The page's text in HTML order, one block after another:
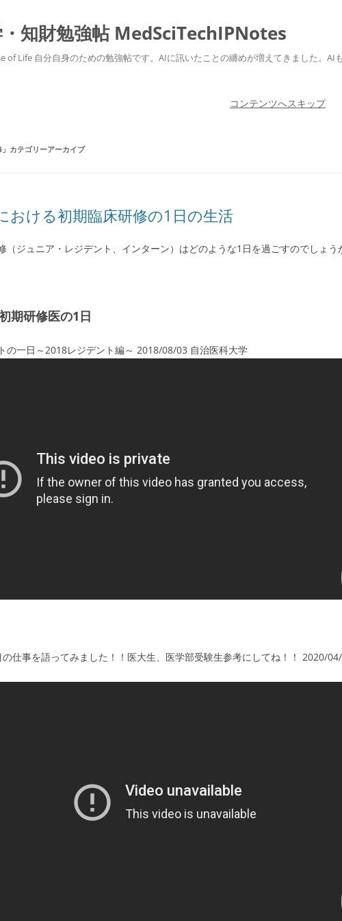
知財勉強帖 MedSciTechIPNotes
of Life 自分自身のための勉強帖です。AIに訊いたことの纏めが増えてきました。
コンテンツへスキップ
」カテゴリーアーカイブ
おける初期臨床研修の1日の生活
（ジュニア・レジデント、インターン）はどのような1日を過ごすのでしょう
期研修医の1日
の一日～2018レジデント編～ 2018/08/03 自治医科大学
仕事を語ってみました！！医大生、医学部受験生参考にしてね！！ 2020/